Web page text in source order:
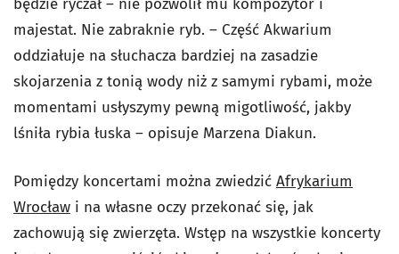
będzie ryczał – nie pozwolił mu kompozytor i
majestat. Nie zabraknie ryb. – Część Akwarium
oddziałuje na słuchacza bardziej na zasadzie
skojarzenia z tonią wody niż z samymi rybami, może
momentami usłyszymy pewną migotliwość, jakby
lśniła rybia łuska – opisuje Marzena Diakun.
Pomiędzy koncertami można zwiedzić Afrykarium
Wrocław i na własne oczy przekonać się, jak
zachowują się zwierzęta. Wstęp na wszystkie koncerty